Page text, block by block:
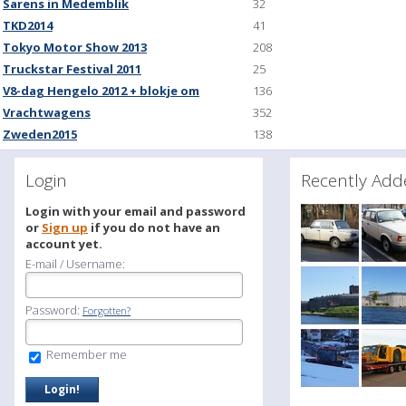
Sarens in Medemblik
32
TKD2014
41
Tokyo Motor Show 2013
208
Truckstar Festival 2011
25
V8-dag Hengelo 2012 + blokje om
136
Vrachtwagens
352
Zweden2015
138
Login
Login with your email and password
or Sign up if you do not have an
account yet.
E-mail / Username:
Password: Forgotten?
Remember me
Recently